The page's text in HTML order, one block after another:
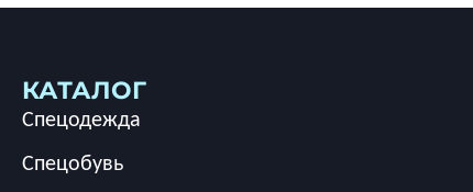
КАТАЛОГ
Спецодежда
Спецобувь